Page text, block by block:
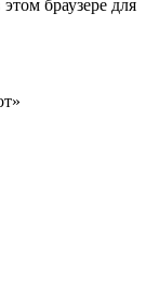
браузере для